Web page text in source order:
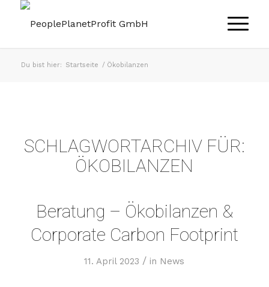
Du bist hier: Startseite / Ökobilanzen
SCHLAGWORTARCHIV FÜR:
ÖKOBILANZEN
Beratung – Ökobilanzen &
Corporate Carbon Footprint
11. April 2023 / in News